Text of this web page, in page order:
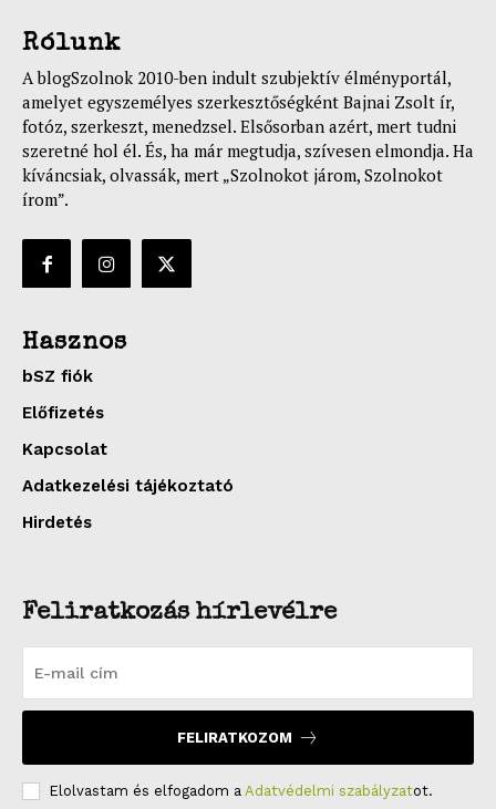
Rólunk
A blogSzolnok 2010-ben indult szubjektív élményportál,
amelyet egyszemélyes szerkesztőségként Bajnai Zsolt ír,
fotóz, szerkeszt, menedzsel. Elsősorban azért, mert tudni
szeretné hol él. És, ha már megtudja, szívesen elmondja. Ha
kíváncsiak, olvassák, mert „Szolnokot járom, Szolnokot
írom”.
Hasznos
bSZ fiók
Előfizetés
Kapcsolat
Adatkezelési tájékoztató
Hirdetés
Feliratkozás hírlevélre
FELIRATKOZOM
Elolvastam és elfogadom a Adatvédelmi szabályzatot.